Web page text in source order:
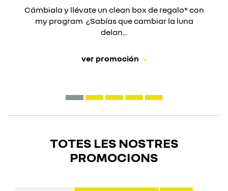
Cámbiala y llévate un clean box de regalo* con
my program ¿Sabías que cambiar la luna
delan...
ver promoción
TOTES LES NOSTRES
PROMOCIONS